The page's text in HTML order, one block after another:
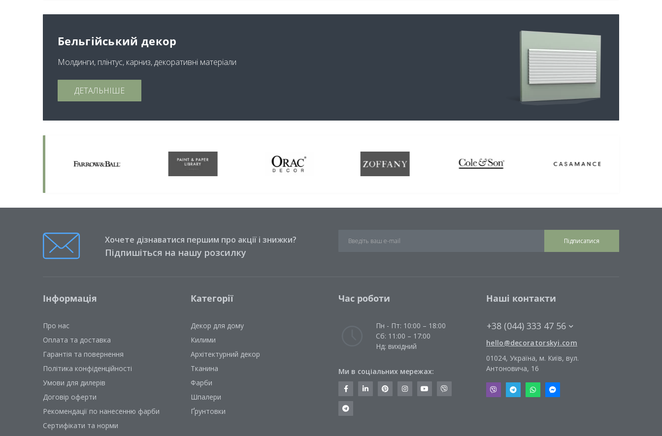
Бельгійський декор
Молдинги, плінтус, карниз, декоративні матеріали
ДЕТАЛЬНІШЕ
Хочете дізнаватися першим про акції і знижки?
Підпишіться на нашу розсилку
Підписатися
Інформація
Про нас
Оплата та доставка
Гарантія та повернення
Політика конфіденційності
Умови для дилерів
Договір оферти
Рекомендації по нанесенню фарби
Сертифікати та норми
Категорії
Декор для дому
Килими
Архітектурний декор
Тканина
Фарби
Шпалери
Ґрунтовки
Час роботи
Пн - Пт: 10:00 – 18:00
Сб: 11:00 – 17:00
Нд: вихідний
Ми в соціальних мережах:
Наші контакти
+38 (044) 333 47 56
hello@decoratorskyi.com
01024, Україна, м. Київ, вул.
Антоновича, 16